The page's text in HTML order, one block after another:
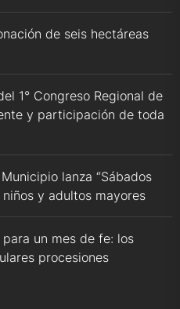
de seis hectáreas
1° Congreso Regional de
y participación de toda
lanza “Sábados
y adultos mayores
un mes de fe: los
procesiones